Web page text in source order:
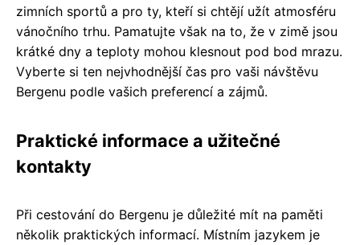
zimních sportů a pro ty, kteří si chtějí užít atmosféru
vánočního trhu. Pamatujte však na to, že v zimě jsou
krátké dny a teploty mohou klesnout pod bod mrazu.
Vyberte si ten nejvhodnější čas pro vaši návštěvu
Bergenu podle vašich preferencí a zájmů.
Praktické informace a užitečné
kontakty
Při cestování do Bergenu je důležité mít na paměti
několik praktických informací. Místním jazykem je